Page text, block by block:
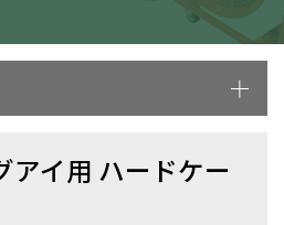
アイ用 ハードケー